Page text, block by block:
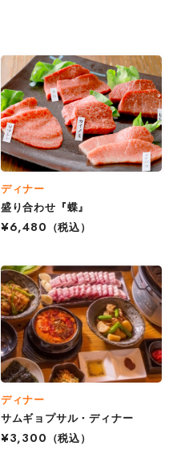
ディナー
盛り合わせ『蝶』
¥6,480
（税込）
ディナー
サムギョプサル・ディナー
¥3,300
（税込）